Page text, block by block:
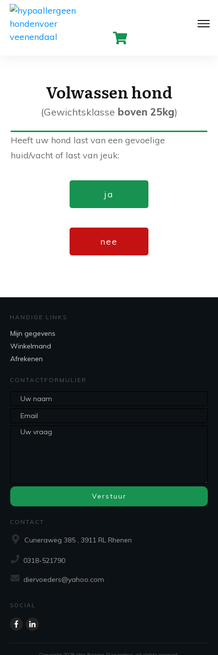
Volwassen hond
(Gewichtsklasse boven 25kg)
Heeft uw hond last van een gevoelige
huid/vacht of last van jeuk:
ja
nee
HANDIGE LINKS
Mijn gegevens
Winkelmand
Afrekenen
CONTACTFORMULIER
Verstuur
CONTACT
Cuneraweg 385 , 3911 RL Rhenen
0318-521790
diervoeders@yahoo.com
SOCIAL